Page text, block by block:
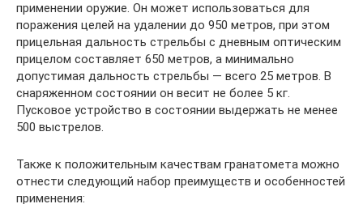
применении оружие. Он может использоваться для
поражения целей на удалении до 950 метров, при этом
прицельная дальность стрельбы с дневным оптическим
прицелом составляет 650 метров, а минимально
допустимая дальность стрельбы — всего 25 метров. В
снаряженном состоянии он весит не более 5 кг.
Пусковое устройство в состоянии выдержать не менее
500 выстрелов.
Также к положительным качествам гранатомета можно
отнести следующий набор преимуществ и особенностей
применения: